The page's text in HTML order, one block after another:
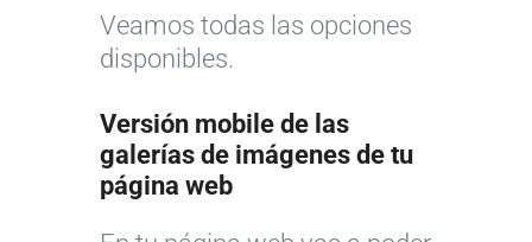
Veamos todas las opciones
disponibles.
Versión mobile de las
galerías de imágenes de tu
página web